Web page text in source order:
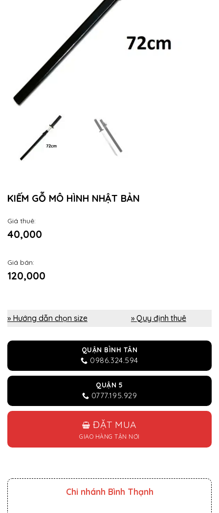
KIẾM GỖ MÔ HÌNH NHẬT BẢN
Giá thuê:
40,000
Giá bán:
120,000
» Hướng dẫn chọn size » Quy định thuê
QUẬN BÌNH TÂN
0986.324.594
QUẬN 5
0777.195.929
ĐẶT MUA
GIAO HÀNG TẬN NƠI
Chi nhánh Bình Thạnh